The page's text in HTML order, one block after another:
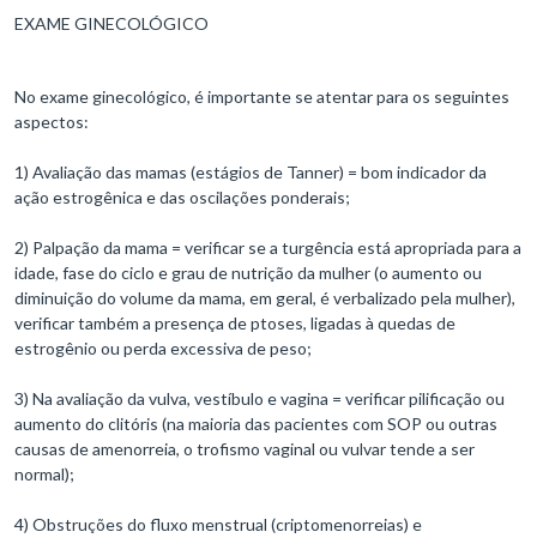
EXAME GINECOLÓGICO
No exame ginecológico, é importante se atentar para os seguintes
aspectos:
1) Avaliação das mamas (estágios de Tanner) = bom indicador da
ação estrogênica e das oscilações ponderais;
2) Palpação da mama = verificar se a turgência está apropriada para a
idade, fase do ciclo e grau de nutrição da mulher (o aumento ou
diminuição do volume da mama, em geral, é verbalizado pela mulher),
verificar também a presença de ptoses, ligadas à quedas de
estrogênio ou perda excessiva de peso;
3) Na avaliação da vulva, vestíbulo e vagina = verificar pilificação ou
aumento do clitóris (na maioria das pacientes com SOP ou outras
causas de amenorreia, o trofismo vaginal ou vulvar tende a ser
normal);
4) Obstruções do fluxo menstrual (criptomenorreias) e